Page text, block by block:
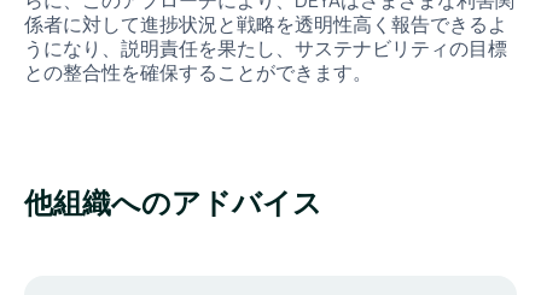
係者に対して進捗状況と戦略を透明性高く報告できるよ
うになり、説明責任を果たし、サステナビリティの目標
との整合性を確保することができます。
他組織へのアドバイス